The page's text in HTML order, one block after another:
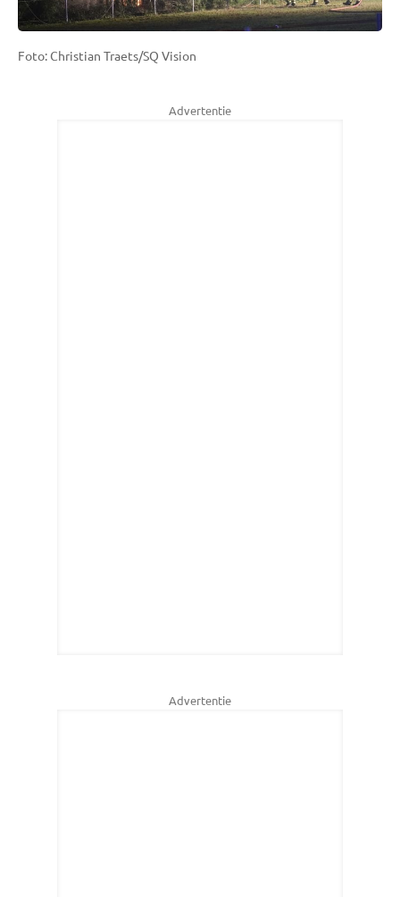
Foto: Christian Traets/SQ Vision
Advertentie
Advertentie